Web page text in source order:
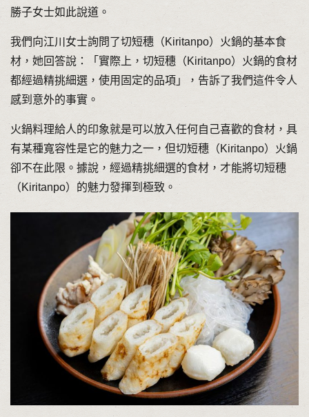
勝子女士如此說道。
我們向江川女士詢問了切短穗（Kiritanpo）火鍋的基本食
材，她回答說：「實際上，切短穗（Kiritanpo）火鍋的食材
都經過精挑細選，使用固定的品項」，告訴了我們這件令人
感到意外的事實。
火鍋料理給人的印象就是可以放入任何自己喜歡的食材，具
有某種寬容性是它的魅力之一，但切短穗（Kiritanpo）火鍋
卻不在此限。據說，經過精挑細選的食材，才能將切短穗
（Kiritanpo）的魅力發揮到極致。